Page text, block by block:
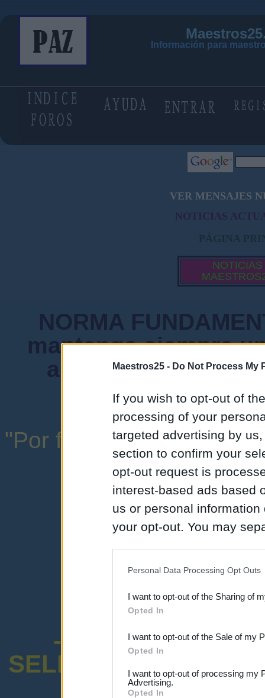
Maestros25 - Do Not Process My
If you wish to opt-out of
processing of your
targeted advertising by
section to confirm your
opt-out request is
interest-based ads based
us or personal
your opt-out. You may
Downstream Participants
third parties.
Personal Data Processing Opt Outs
I want to opt-out of the Sharing of
Opted In
I want to opt-out of the Sale of my
Opted In
I want to opt-out of processing my
Advertising.
Opted In
Información para
VER MENSAJES
NOTICIAS
PÁGINA
NOTICIAS
NORMA
mantenga siempre
admiten mensajes
instituciones
"Por favor, no abuse de
una expresión
-ENCUESTA
SELECTIVO